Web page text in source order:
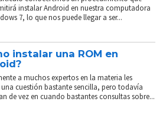
instalar Android en nuestra computadora
7, lo que nos puede llegar a ser...
instalar una ROM en
a muchos expertos en la materia les
cuestión bastante sencilla, pero todavía
de vez en cuando bastantes consultas sobre...